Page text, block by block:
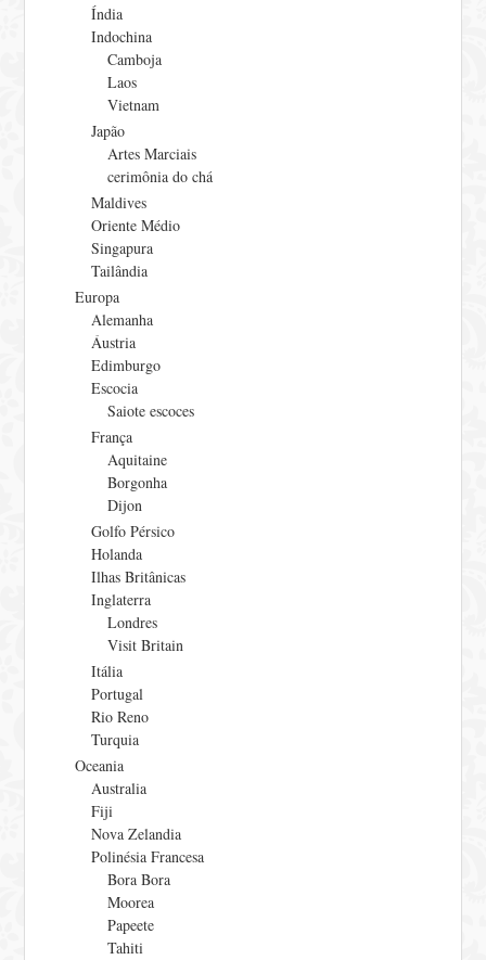
Índia
Indochina
Camboja
Laos
Vietnam
Japão
Artes Marciais
cerimônia do chá
Maldives
Oriente Médio
Singapura
Tailândia
Europa
Alemanha
Áustria
Edimburgo
Escocia
Saiote escoces
França
Aquitaine
Borgonha
Dijon
Golfo Pérsico
Holanda
Ilhas Britânicas
Inglaterra
Londres
Visit Britain
Itália
Portugal
Rio Reno
Turquia
Oceania
Australia
Fiji
Nova Zelandia
Polinésia Francesa
Bora Bora
Moorea
Papeete
Tahiti